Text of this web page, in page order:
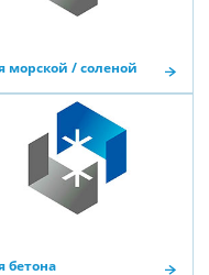
морской / соленой
бетона